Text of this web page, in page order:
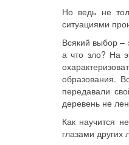
Но ведь не
ситуациями
Всякий выбор
а что зло? На
образования.
передавали
деревень не
Как научится
глазами других